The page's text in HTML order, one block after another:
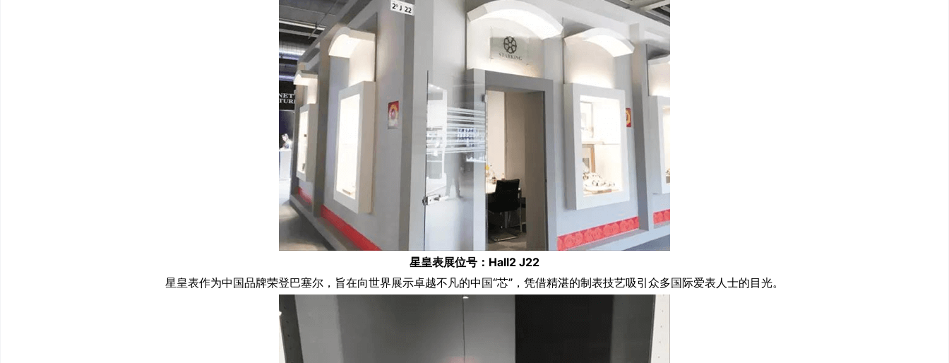
星皇表展位号：Hall2 J22
星皇表作为中国品牌荣登巴塞尔，旨在向世界展示卓越不凡的中国“芯”，凭借精湛的制表技艺吸引众多国际爱表人士的目光。